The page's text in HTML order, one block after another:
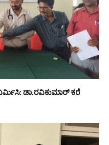
ನಿರ್ಮಿಸಿ: ಡಾ.ರವಿಕುಮಾರ್ ಕರೆ